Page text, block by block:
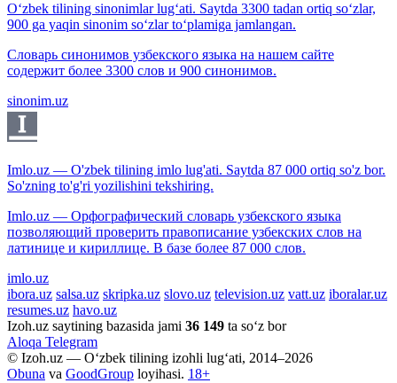
O‘zbek tilining sinonimlar lug‘ati. Saytda 3300 tadan ortiq so‘zlar,
900 ga yaqin sinonim so‘zlar to‘plamiga jamlangan.
Словарь синонимов узбекского языка на нашем сайте
содержит более 3300 слов и 900 синонимов.
sinonim.uz
Imlo.uz — O'zbek tilining imlo lug'ati. Saytda 87 000 ortiq so'z bor.
So'zning to'g'ri yozilishini tekshiring.
Imlo.uz — Орфографический словарь узбекского языка
позволяющий проверить правописание узбекских слов на
латинице и кириллице. В базе более 87 000 слов.
imlo.uz
ibora.uz salsa.uz skripka.uz slovo.uz television.uz vatt.uz iboralar.uz
resumes.uz havo.uz
Izoh.uz saytining bazasida jami 36 149 ta so‘z bor
Aloqa Telegram
© Izoh.uz — O‘zbek tilining izohli lug‘ati, 2014–2026
Obuna va GoodGroup loyihasi. 18+